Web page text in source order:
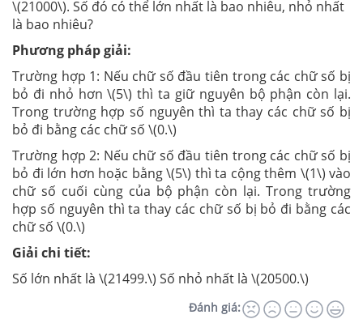
\(21000\). Số đó có thể lớn nhất là bao nhiêu, nhỏ nhất
là bao nhiêu?
Phương pháp giải:
Trường hợp 1: Nếu chữ số đầu tiên trong các chữ số bị
bỏ đi nhỏ hơn \(5\) thì ta giữ nguyên bộ phận còn lại.
Trong trường hợp số nguyên thì ta thay các chữ số bị
bỏ đi bằng các chữ số \(0.\)
Trường hợp 2: Nếu chữ số đầu tiên trong các chữ số bị
bỏ đi lớn hơn hoặc bằng \(5\) thì ta cộng thêm \(1\) vào
chữ số cuối cùng của bộ phận còn lại. Trong trường
hợp số nguyên thì ta thay các chữ số bị bỏ đi bằng các
chữ số \(0.\)
Giải chi tiết:
Số lớn nhất là \(21499.\) Số nhỏ nhất là \(20500.\)
Đánh giá: